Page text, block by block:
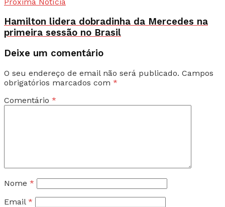
Próxima Notícia
Hamilton lidera dobradinha da Mercedes na
primeira sessão no Brasil
Deixe um comentário
O seu endereço de email não será publicado. Campos
obrigatórios marcados com *
Comentário *
Nome *
Email *